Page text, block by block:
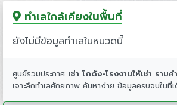
ทำเลใกล้เคียงในพื้นที่
ยังไม่มีข้อมูลทำเลในหมวดนี้
ศูนย์รวมประกาศ เช่า โกดัง-โรงงานให้เช่า รามค
เจาะลึกทำเลศักยภาพ ค้นหาง่าย ข้อมูลครบจบในที่